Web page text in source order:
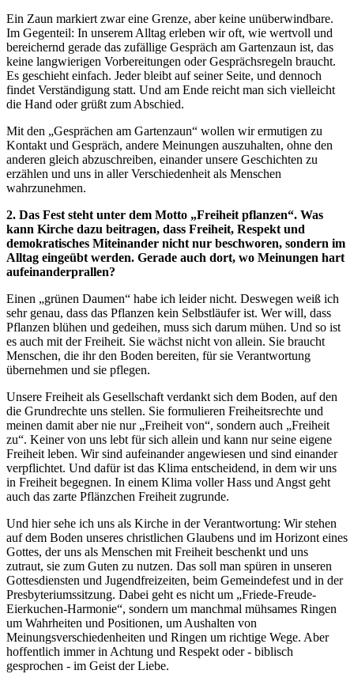
Ein Zaun markiert zwar eine Grenze, aber keine unüberwindbare.
Im Gegenteil: In unserem Alltag erleben wir oft, wie wertvoll und
bereichernd gerade das zufällige Gespräch am Gartenzaun ist, das
keine langwierigen Vorbereitungen oder Gesprächsregeln braucht.
Es geschieht einfach. Jeder bleibt auf seiner Seite, und dennoch
findet Verständigung statt. Und am Ende reicht man sich vielleicht
die Hand oder grüßt zum Abschied.
Mit den „Gesprächen am Gartenzaun“ wollen wir ermutigen zu
Kontakt und Gespräch, andere Meinungen auszuhalten, ohne den
anderen gleich abzuschreiben, einander unsere Geschichten zu
erzählen und uns in aller Verschiedenheit als Menschen
wahrzunehmen.
2. Das Fest steht unter dem Motto „Freiheit pflanzen“. Was
kann Kirche dazu beitragen, dass Freiheit, Respekt und
demokratisches Miteinander nicht nur beschworen, sondern im
Alltag eingeübt werden. Gerade auch dort, wo Meinungen hart
aufeinanderprallen?
Einen „grünen Daumen“ habe ich leider nicht. Deswegen weiß ich
sehr genau, dass das Pflanzen kein Selbstläufer ist. Wer will, dass
Pflanzen blühen und gedeihen, muss sich darum mühen. Und so ist
es auch mit der Freiheit. Sie wächst nicht von allein. Sie braucht
Menschen, die ihr den Boden bereiten, für sie Verantwortung
übernehmen und sie pflegen.
Unsere Freiheit als Gesellschaft verdankt sich dem Boden, auf den
die Grundrechte uns stellen. Sie formulieren Freiheitsrechte und
meinen damit aber nie nur „Freiheit von“, sondern auch „Freiheit
zu“. Keiner von uns lebt für sich allein und kann nur seine eigene
Freiheit leben. Wir sind aufeinander angewiesen und sind einander
verpflichtet. Und dafür ist das Klima entscheidend, in dem wir uns
in Freiheit begegnen. In einem Klima voller Hass und Angst geht
auch das zarte Pflänzchen Freiheit zugrunde.
Und hier sehe ich uns als Kirche in der Verantwortung: Wir stehen
auf dem Boden unseres christlichen Glaubens und im Horizont eines
Gottes, der uns als Menschen mit Freiheit beschenkt und uns
zutraut, sie zum Guten zu nutzen. Das soll man spüren in unseren
Gottesdiensten und Jugendfreizeiten, beim Gemeindefest und in der
Presbyteriumssitzung. Dabei geht es nicht um „Friede-Freude-
Eierkuchen-Harmonie“, sondern um manchmal mühsames Ringen
um Wahrheiten und Positionen, um Aushalten von
Meinungsverschiedenheiten und Ringen um richtige Wege. Aber
hoffentlich immer in Achtung und Respekt oder - biblisch
gesprochen - im Geist der Liebe.